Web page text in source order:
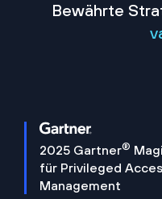
Bewährte
2025 Gartner®
für Privileged
Management